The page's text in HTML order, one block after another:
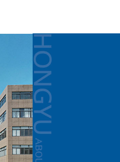
SFP 1x4 клетка
AF-180°13.7直脚
HYE-111B002IWDID
DB25公光孔
DC002A